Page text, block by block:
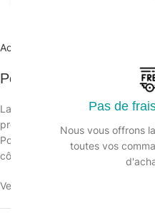
Pas de
Nous vous offrons
toutes vos
Accueil
Perche OptiLoc 2
La perche Optiloc de Unger est
professionnelle aluminium légère
Poignées et bagues de serrage
cône de sécurité.
Veuillez vous connecter pour voir